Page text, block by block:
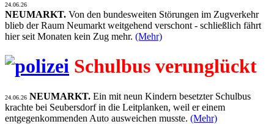
24.06.26
NEUMARKT. Von den bundesweiten Störungen im Zugverkehr
blieb der Raum Neumarkt weitgehend verschont - schließlich fährt
hier seit Monaten kein Zug mehr. (Mehr)
Schulbus verunglückt
24.06.26 NEUMARKT. Ein mit neun Kindern besetzter Schulbus
krachte bei Seubersdorf in die Leitplanken, weil er einem
entgegenkommenden Auto ausweichen musste. (Mehr)